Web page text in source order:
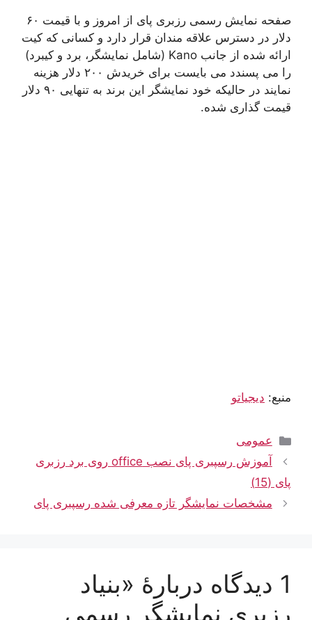
صفحه نمایش رسمی رزبری پای از امروز و با قیمت ۶۰
دلار در دسترس علاقه مندان قرار دارد و کسانی که کیت
ارائه شده از جانب Kano (شامل نمایشگر، برد و کیبرد)
را می پسندد می بایست برای خریدش ۲۰۰ دلار هزینه
نمایند در حالیکه خود نمایشگر این برند به تنهایی ۹۰ دلار
قیمت گذاری شده.
منبع: دیجیاتو
دسته‌ها
عمومی
آموزش رسپبری پای نصب office روی برد رزبری
پای (15)
مشخصات نمایشگر تازه معرفی شده رسپبری پای
1 دیدگاه دربارهٔ «بنیاد
رزبری نمایشگر رسمی